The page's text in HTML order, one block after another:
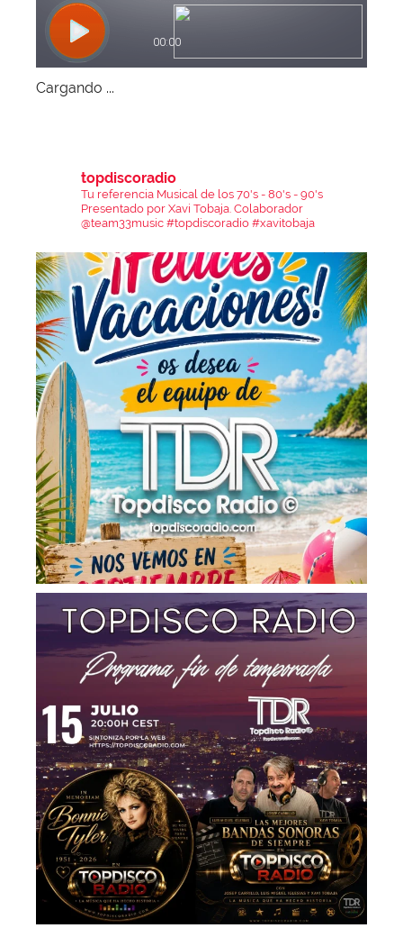
Cargando ...
topdiscoradio
Tu referencia Musical de los 70's - 80's - 90's
Presentado por Xavi Tobaja. Colaborador
@team33music #topdiscoradio #xavitobaja